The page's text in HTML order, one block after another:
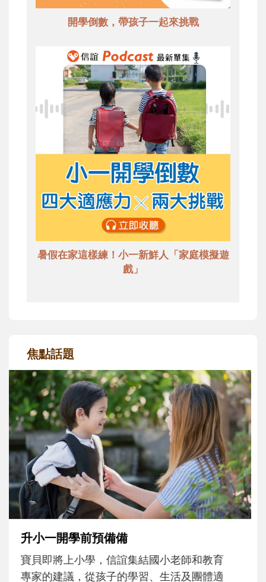
開學倒數，帶孩子一起來挑戰
暑假在家這樣練！小一新鮮人「家庭模擬遊
戲」
焦點話題
和孩子一起長大的那個男人│讀懂父親的
不同模樣
沒有人天生就擅長當爸爸！男人總是在一次
次「前所未有」的體驗中，跟著孩子一起長
大。從給予安全感的肢體遊戲，到獨立自
主、角色認同及解決問題的能力養成。爸爸
正嘗試用不同的模樣，參與孩子每個重要的